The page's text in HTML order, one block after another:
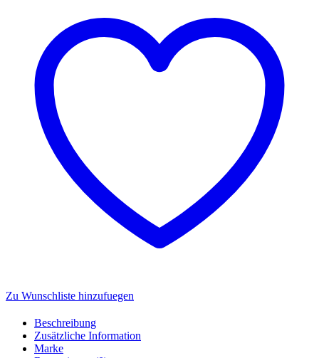
61445
Menge
Zu Wunschliste hinzufuegen
Beschreibung
Zusätzliche Information
Marke